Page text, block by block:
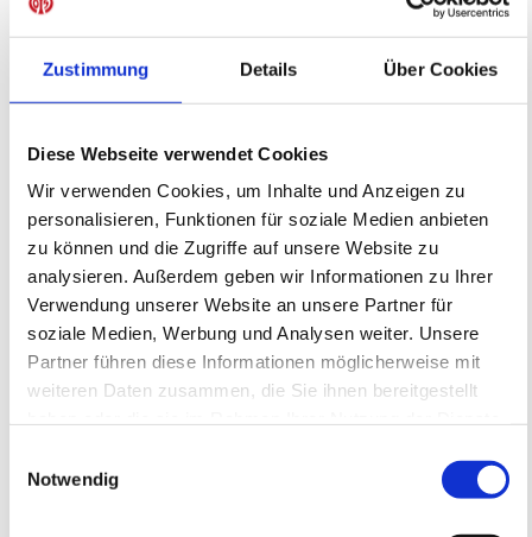
Zustimmung Details Über Cookies
Diese Webseite verwendet Cookies
Wir verwenden Cookies, um Inhalte und Anzeigen zu
personalisieren, Funktionen für soziale Medien anbieten
zu können und die Zugriffe auf unsere Website zu
analysieren. Außerdem geben wir Informationen zu Ihrer
Verwendung unserer Website an unsere Partner für
soziale Medien, Werbung und Analysen weiter. Unsere
Partner führen diese Informationen möglicherweise mit
weiteren Daten zusammen, die Sie ihnen bereitgestellt
Notwendig
interessieren
Fördertraining auf dem WOLFGANG
FRANK CAMPUS - Montag -
05ER Fußballschule
17.08.2026 bis 19.10.2026 (8 Termine)